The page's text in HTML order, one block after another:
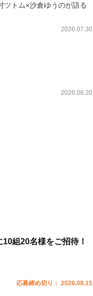
ツトム×沙倉ゆうのが語る
2026.07.30
2026.06.20
組20名様をご招待！
応募締め切り： 2026.08.15